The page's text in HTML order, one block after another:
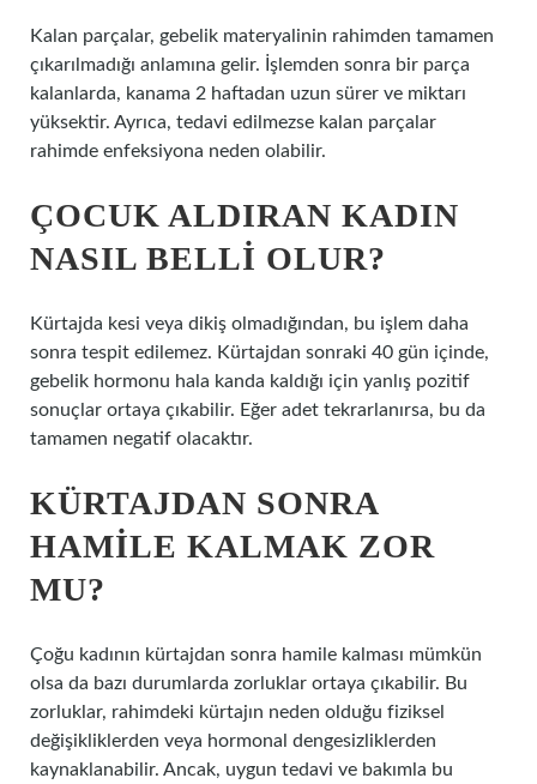
Kalan parçalar, gebelik materyalinin rahimden tamamen
çıkarılmadığı anlamına gelir. İşlemden sonra bir parça
kalanlarda, kanama 2 haftadan uzun sürer ve miktarı
yüksektir. Ayrıca, tedavi edilmezse kalan parçalar
rahimde enfeksiyona neden olabilir.
ÇOCUK ALDIRAN KADIN
NASIL BELLI OLUR?
Kürtajda kesi veya dikiş olmadığından, bu işlem daha
sonra tespit edilemez. Kürtajdan sonraki 40 gün içinde,
gebelik hormonu hala kanda kaldığı için yanlış pozitif
sonuçlar ortaya çıkabilir. Eğer adet tekrarlanırsa, bu da
tamamen negatif olacaktır.
KÜRTAJDAN SONRA
HAMILE KALMAK ZOR
MU?
Çoğu kadının kürtajdan sonra hamile kalması mümkün
olsa da bazı durumlarda zorluklar ortaya çıkabilir. Bu
zorluklar, rahimdeki kürtajın neden olduğu fiziksel
değişikliklerden veya hormonal dengesizliklerden
kaynaklanabilir. Ancak, uygun tedavi ve bakımla bu